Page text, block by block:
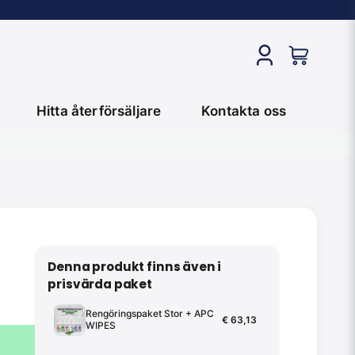
Hitta återförsäljare Kontakta oss
Denna produkt finns även i
prisvärda paket
Rengöringspaket Stor + APC
WIPES
€ 63,13